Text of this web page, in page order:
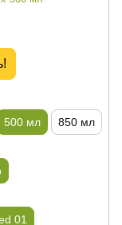
500 мл 850 мл
01